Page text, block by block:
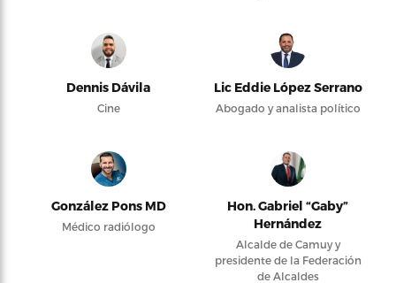
Dennis Dávila
Cine
Lic Eddie López Serrano
Abogado y analista político
González Pons MD
Médico radiólogo
Hon. Gabriel “Gaby”
Hernández
Alcalde de Camuy y
presidente de la Federación
de Alcaldes